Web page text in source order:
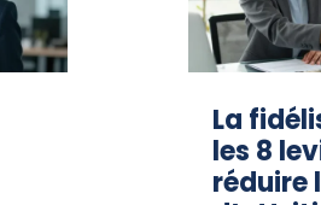
La
les 8
réduire